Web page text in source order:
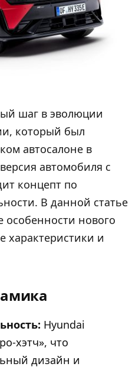
шаг в эволюции
который был
автосалоне в
автомобиля с
концепт по
В данной статье
нового
характеристики и
Hyundai
хэтч», что
дизайн и